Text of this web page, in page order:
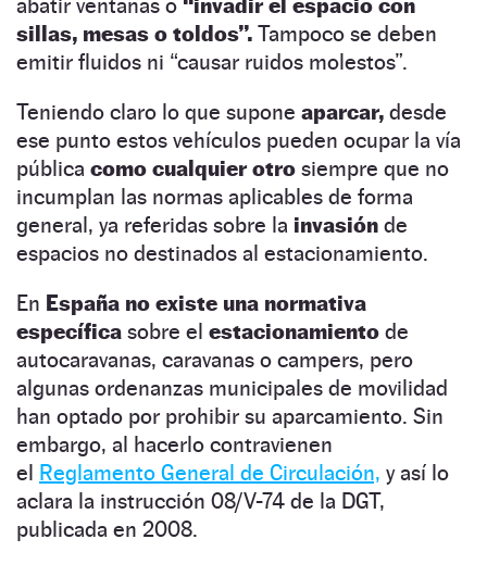
abatir ventanas o “invadir el espacio con
sillas, mesas o toldos”. Tampoco se deben
emitir fluidos ni “causar ruidos molestos”.
Teniendo claro lo que supone aparcar, desde
ese punto estos vehículos pueden ocupar la vía
pública como cualquier otro siempre que no
incumplan las normas aplicables de forma
general, ya referidas sobre la invasión de
espacios no destinados al estacionamiento.
En España no existe una normativa
específica sobre el estacionamiento de
autocaravanas, caravanas o campers, pero
algunas ordenanzas municipales de movilidad
han optado por prohibir su aparcamiento. Sin
embargo, al hacerlo contravienen
el Reglamento General de Circulación, y así lo
aclara la instrucción 08/V-74 de la DGT,
publicada en 2008.